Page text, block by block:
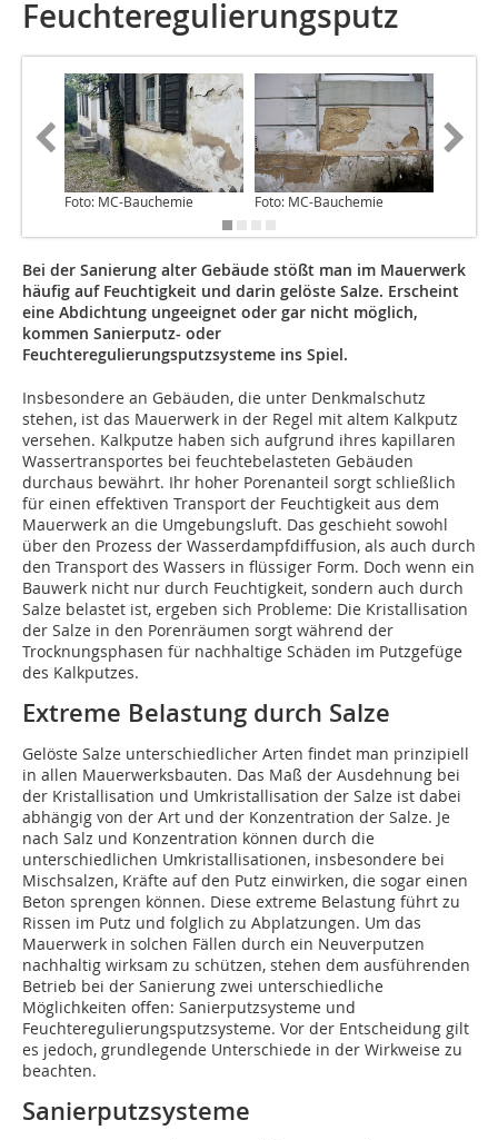
Feuchteregulierungsputz
Foto: MC-Bauchemie Foto: MC-Bauchemie
Bei der Sanierung alter Gebäude stößt man im Mauerwerk
häufig auf Feuchtigkeit und darin gelöste Salze. Erscheint
eine Abdichtung ungeeignet oder gar nicht möglich,
kommen Sanierputz- oder
Feuchteregulierungsputzsysteme ins Spiel.
Insbesondere an Gebäuden, die unter Denkmalschutz
stehen, ist das Mauerwerk in der Regel mit altem Kalkputz
versehen. Kalkputze haben sich aufgrund ihres kapillaren
Wassertransportes bei feuchtebelasteten Gebäuden
durchaus bewährt. Ihr hoher Porenanteil sorgt schließlich
für einen effektiven Transport der Feuchtigkeit aus dem
Mauerwerk an die Umgebungsluft. Das geschieht sowohl
über den Prozess der Wasserdampfdiffusion, als auch durch
den Transport des Wassers in flüssiger Form. Doch wenn ein
Bauwerk nicht nur durch Feuchtigkeit, sondern auch durch
Salze belastet ist, ergeben sich Probleme: Die Kristallisation
der Salze in den Porenräumen sorgt während der
Trocknungsphasen für nachhaltige Schäden im Putzgefüge
des Kalkputzes.
Extreme Belastung durch Salze
Gelöste Salze unterschiedlicher Arten findet man prinzipiell
in allen Mauerwerksbauten. Das Maß der Ausdehnung bei
der Kristallisation und Umkristallisation der Salze ist dabei
abhängig von der Art und der Konzentration der Salze. Je
nach Salz und Konzentration können durch die
unterschiedlichen Umkristallisationen, insbesondere bei
Mischsalzen, Kräfte auf den Putz einwirken, die sogar einen
Beton sprengen können. Diese extreme Belastung führt zu
Rissen im Putz und folglich zu Abplatzungen. Um das
Mauerwerk in solchen Fällen durch ein Neuverputzen
nachhaltig wirksam zu schützen, stehen dem ausführenden
Betrieb bei der Sanierung zwei unterschiedliche
Möglichkeiten offen: Sanierputzsysteme und
Feuchteregulierungsputzsysteme. Vor der Entscheidung gilt
es jedoch, grundlegende Unterschiede in der Wirkweise zu
beachten.
Sanierputzsysteme